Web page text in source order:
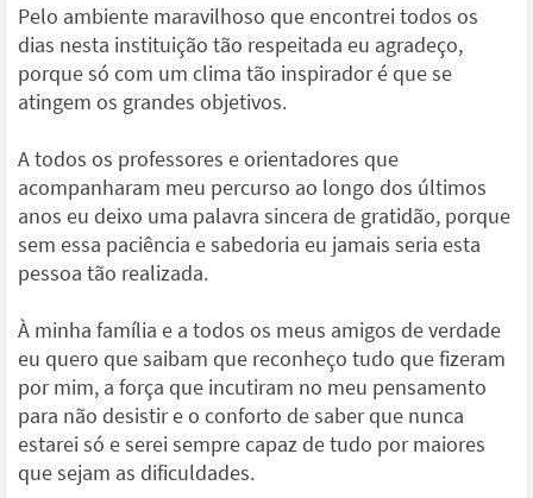
Pelo ambiente maravilhoso que encontrei todos os
dias nesta instituição tão respeitada eu agradeço,
porque só com um clima tão inspirador é que se
atingem os grandes objetivos.
A todos os professores e orientadores que
acompanharam meu percurso ao longo dos últimos
anos eu deixo uma palavra sincera de gratidão, porque
sem essa paciência e sabedoria eu jamais seria esta
pessoa tão realizada.
À minha família e a todos os meus amigos de verdade
eu quero que saibam que reconheço tudo que fizeram
por mim, a força que incutiram no meu pensamento
para não desistir e o conforto de saber que nunca
estarei só e serei sempre capaz de tudo por maiores
que sejam as dificuldades.